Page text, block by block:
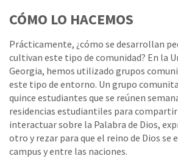
CÓMO LO HACEMOS
Prácticamente, ¿cómo se desarrollan
cultivan este tipo de comunidad? En la
Georgia, hemos utilizado grupos
este tipo de entorno. Un grupo
quince estudiantes que se reúnen
residencias estudiantiles para compartir
interactuar sobre la Palabra de Dios,
otro y rezar para que el reino de Dios se
campus y entre las naciones.